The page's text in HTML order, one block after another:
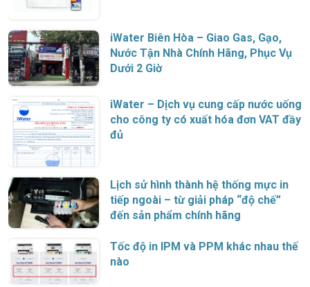
iWater Biên Hòa – Giao Gas, Gạo,
Nước Tận Nhà Chính Hãng, Phục Vụ
Dưới 2 Giờ
iWater – Dịch vụ cung cấp nước uống
cho công ty có xuất hóa đơn VAT đầy
đủ
Lịch sử hình thành hệ thống mực in
tiếp ngoài – từ giải pháp “độ chế”
đến sản phẩm chính hãng
Tốc độ in IPM và PPM khác nhau thế
nào